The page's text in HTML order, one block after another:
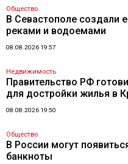
Общество
В Севастополе создали
реками и водоемами
08.08.2026 19:57
Недвижимость
Правительство РФ
для достройки жилья в
08.08.2026 19:50
Общество
В России могут
банкноты